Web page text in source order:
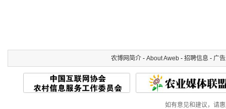
农博网简介- About Aweb- 招聘信息- 广
如有意见和建议，请